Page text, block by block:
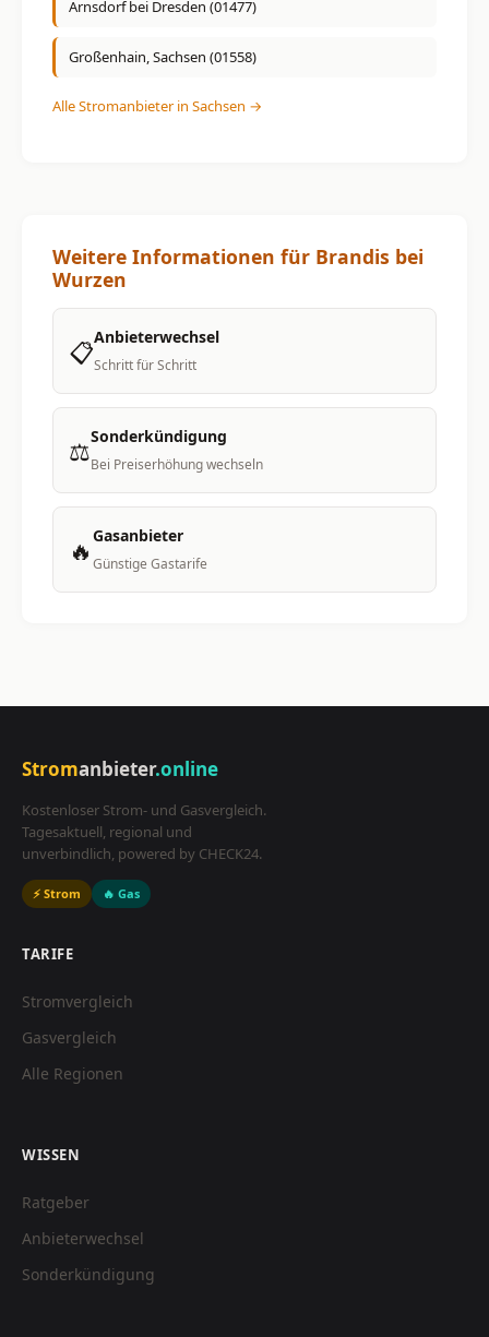
Arnsdorf bei Dresden (01477)
Großenhain, Sachsen (01558)
Alle Stromanbieter in Sachsen →
Weitere Informationen für Brandis bei
Wurzen
📋Anbieterwechsel
Schritt für Schritt
⚖️Sonderkündigung
Bei Preiserhöhung wechseln
🔥 Gasanbieter
Günstige Gastarife
Stromanbieter.online
Kostenloser Strom- und Gasvergleich.
Tagesaktuell, regional und
unverbindlich, powered by CHECK24.
⚡ Strom 🔥 Gas
TARIFE
Stromvergleich
Gasvergleich
Alle Regionen
WISSEN
Ratgeber
Anbieterwechsel
Sonderkündigung